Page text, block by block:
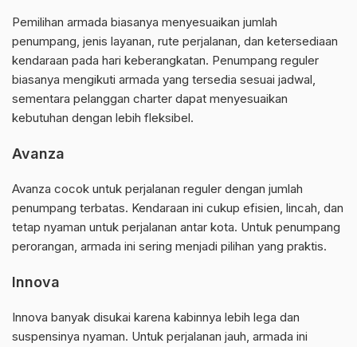
Pemilihan armada biasanya menyesuaikan jumlah
penumpang, jenis layanan, rute perjalanan, dan ketersediaan
kendaraan pada hari keberangkatan. Penumpang reguler
biasanya mengikuti armada yang tersedia sesuai jadwal,
sementara pelanggan charter dapat menyesuaikan
kebutuhan dengan lebih fleksibel.
Avanza
Avanza cocok untuk perjalanan reguler dengan jumlah
penumpang terbatas. Kendaraan ini cukup efisien, lincah, dan
tetap nyaman untuk perjalanan antar kota. Untuk penumpang
perorangan, armada ini sering menjadi pilihan yang praktis.
Innova
Innova banyak disukai karena kabinnya lebih lega dan
suspensinya nyaman. Untuk perjalanan jauh, armada ini